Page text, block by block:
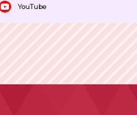
YouTube